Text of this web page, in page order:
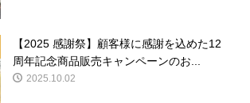
【2025 感謝祭】顧客様に感謝を込めた12
周年記念商品販売キャンペーンのお...
2025.10.02